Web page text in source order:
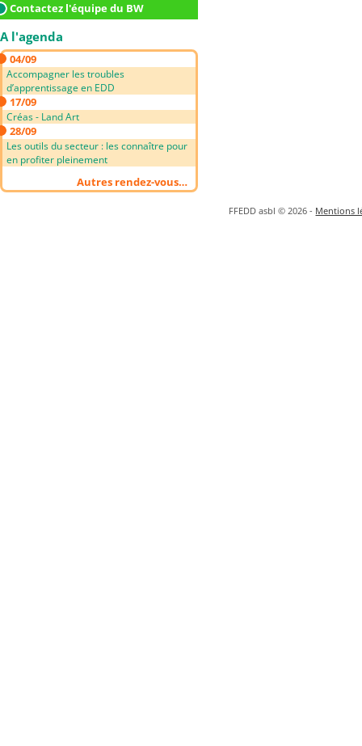
Contactez l'équipe du BW
A l'agenda
04/09
Accompagner les troubles
d’apprentissage en EDD
17/09
Créas - Land Art
28/09
Les outils du secteur : les connaître pour
en profiter pleinement
Autres rendez-vous…
FFEDD asbl © 2026 - Mentions